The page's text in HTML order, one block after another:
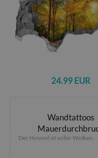
24.99 EUR
Wandtattoos
Der Himmel ist voller Wolken.